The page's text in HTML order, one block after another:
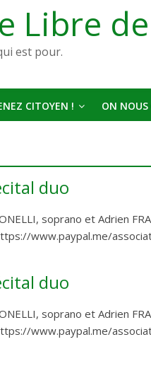
Libre
est pour.
CITOYEN ! ON
duo
soprano et Adrien
www.paypal.me/
duo
soprano et Adrien
www.paypal.me/